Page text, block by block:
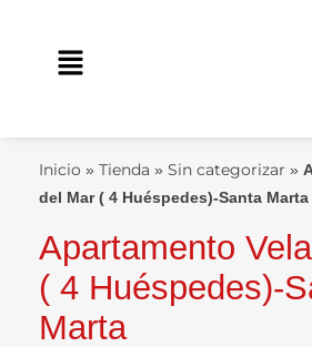
Main
Inicio » Tienda » Sin categorizar »
del Mar ( 4 Huéspedes)-Santa Marta
Apartamento
( 4 Huéspedes)-
Marta